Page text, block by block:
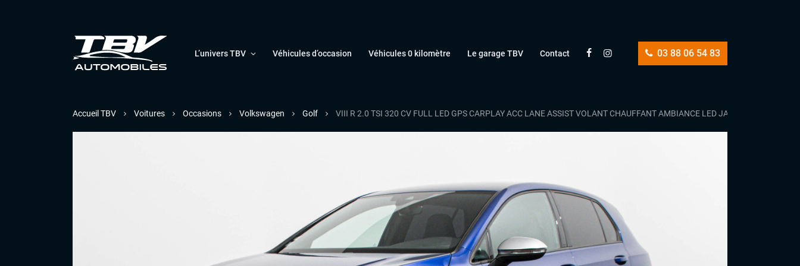
03 88 06 54 83
L’univers TBV Véhicules d’occasion Véhicules 0 kilomètre Le garage TBV Contact
Accueil TBV Voitures Occasions Volkswagen Golf VIII R 2.0 TSI 320 CV FULL LED GPS CARPLAY ACC LANE ASSIST VOLANT CHAUFFANT AMBIANCE LED JANTES 19